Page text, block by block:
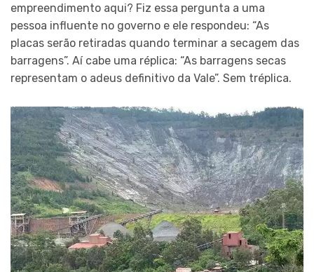
empreendimento aqui? Fiz essa pergunta a uma
pessoa influente no governo e ele respondeu: “As
placas serão retiradas quando terminar a secagem das
barragens”. Aí cabe uma réplica: “As barragens secas
representam o adeus definitivo da Vale”. Sem tréplica.